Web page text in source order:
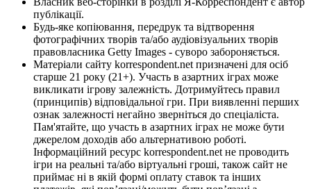
публікації.
Будь-яке копіювання, передрук та відтворення
фотографічних творів та/або аудіовізуальних творів
правовласника Getty Images - суворо забороняється.
Матеріали сайту korrespondent.net призначені для осіб
старше 21 року (21+). Участь в азартних іграх може
викликати ігрову залежність. Дотримуйтесь правил
(принципів) відповідальної гри. При виявленні перших
ознак залежності негайно зверніться до спеціаліста.
Пам'ятайте, що участь в азартних іграх не може бути
джерелом доходів або альтернативою роботі.
Інформаційний ресурс korrespondent.net не проводить
ігри на реальні та/або віртуальні гроші, також сайт не
приймає ні в якій формі оплату ставок та інших